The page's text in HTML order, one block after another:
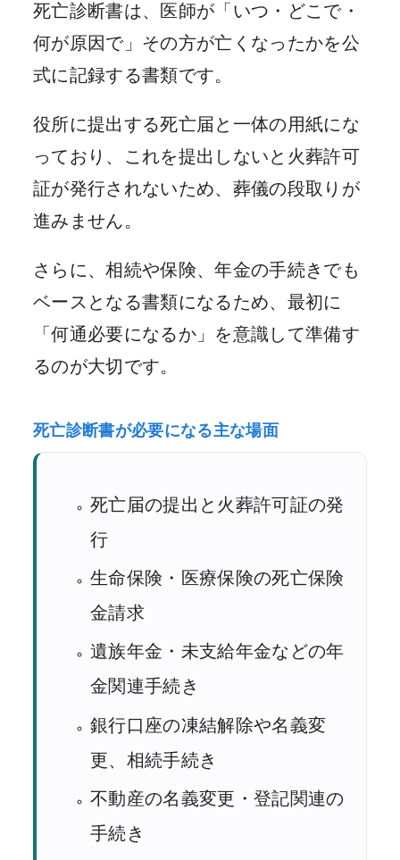
死亡診断書は、医師が「いつ・どこで・
何が原因で」その方が亡くなったかを公
式に記録する書類です。
役所に提出する死亡届と一体の用紙にな
っており、これを提出しないと火葬許可
証が発行されないため、葬儀の段取りが
進みません。
さらに、相続や保険、年金の手続きでも
ベースとなる書類になるため、最初に
「何通必要になるか」を意識して準備す
るのが大切です。
死亡診断書が必要になる主な場面
死亡届の提出と火葬許可証の発
行
生命保険・医療保険の死亡保険
金請求
遺族年金・未支給年金などの年
金関連手続き
銀行口座の凍結解除や名義変
更、相続手続き
不動産の名義変更・登記関連の
手続き